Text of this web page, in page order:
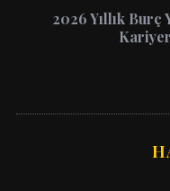
2026 Yıllık Burç